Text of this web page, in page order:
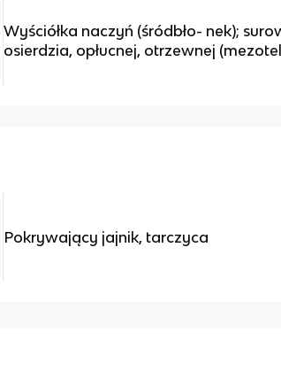
Wyściółka naczyń (śródbło- nek);
osierdzia, opłucnej, otrzewnej
Pokrywający jajnik, tarczyca